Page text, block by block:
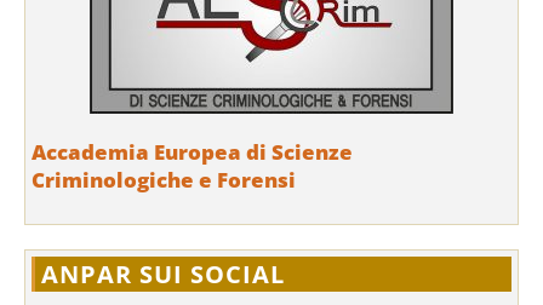
Accademia Europea di Scienze
Criminologiche e Forensi
ANPAR SUI SOCIAL